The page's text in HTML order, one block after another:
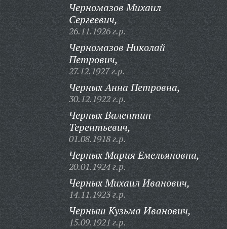
Черномазов Михаил
Сергеевич,
26.11.1926 г.р.
Черномазов Николай
Петрович,
27.12.1927 г.р.
Черных Анна Петровна,
30.12.1922 г.р.
Черных Валентин
Терентьевич,
01.08.1918 г.р.
Черных Мария Емельяновна,
20.01.1924 г.р.
Черных Михаил Иванович,
14.11.1923 г.р.
Черныш Кузьма Иванович,
15.09.1921 г.р.